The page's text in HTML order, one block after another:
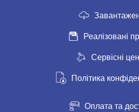
Реалізовані
Сервісні
Політика
Оплата та